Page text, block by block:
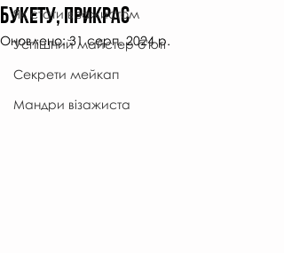
Як стати візажистом
Успішний майстер б'юті
Секрети мейкап
Мандри візажиста
букету, прикрас
Оновлено:31 серп. 2024 р.